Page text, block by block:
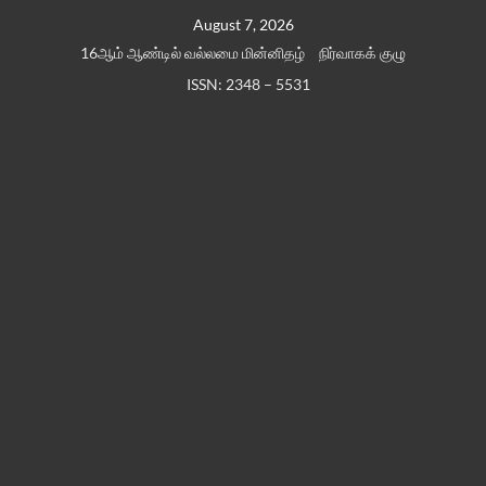
August 7, 2026
16ஆம் ஆண்டில் வல்லமை மின்னிதழ்
நிர்வாகக் குழு
ISSN: 2348 – 5531